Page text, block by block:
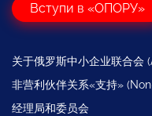
Вступи в «ОПОРУ»
关于俄罗斯中小企业联合会
非营利伙伴关系«支持»
经理局和委员会